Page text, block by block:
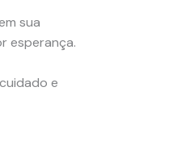
sua
esperança.
e